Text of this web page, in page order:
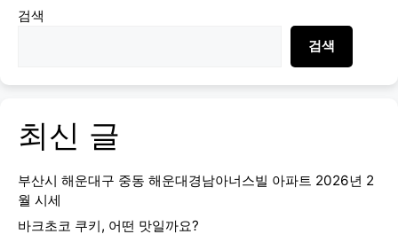
검색
검색
최신 글
부산시 해운대구 중동 해운대경남아너스빌 아파트 2026년 2
월 시세
바크초코 쿠키, 어떤 맛일까요?